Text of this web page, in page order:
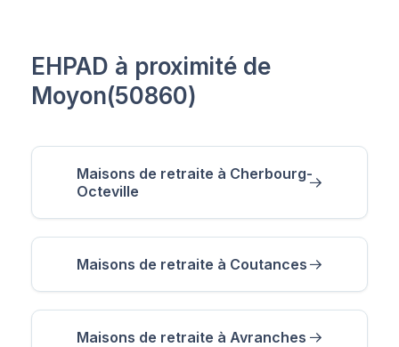
EHPAD à proximité de
Moyon(50860)
Maisons de retraite à Cherbourg-
Octeville
Maisons de retraite à Coutances
Maisons de retraite à Avranches